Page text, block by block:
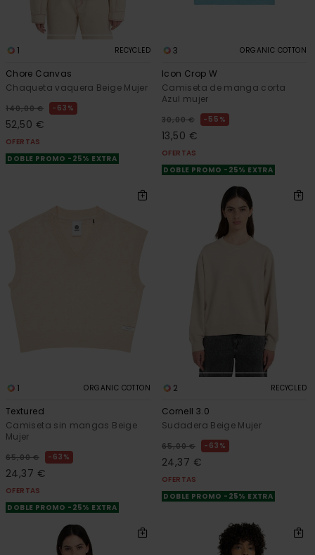
1 RECYCLED
Chore Canvas
Chaqueta vaquera Beige Mujer
140,00 € 63%
52,50 €
OFERTAS
DOBLE PROMO -25% EXTRA
3 ORGANIC COTTON
Icon Crop W
Camiseta de manga corta
Azul mujer
30,00 € 55%
13,50 €
OFERTAS
DOBLE PROMO -25% EXTRA
1 ORGANIC COTTON
Textured
Camiseta sin mangas Beige
Mujer
65,00 € 63%
24,37 €
OFERTAS
DOBLE PROMO -25% EXTRA
2 RECYCLED
Cornell 3.0
Sudadera Beige Mujer
65,00 € 63%
24,37 €
OFERTAS
DOBLE PROMO -25% EXTRA